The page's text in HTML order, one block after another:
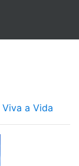
Viva a Vida